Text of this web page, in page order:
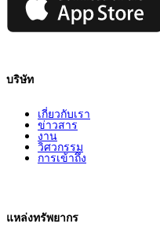
บริษัท
เกี่ยวกับเรา
ข่าวสาร
งาน
วิศวกรรม
การเข้าถึง
แหล่งทรัพยากร